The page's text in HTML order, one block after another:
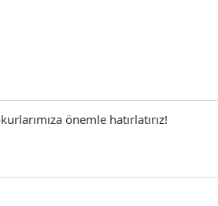
önemle hatırlatırız!